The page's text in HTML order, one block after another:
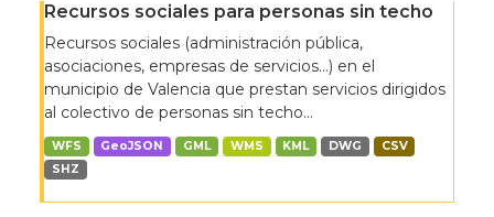
Recursos sociales para personas sin techo
Recursos sociales (administración pública,
asociaciones, empresas de servicios…) en el
municipio de Valencia que prestan servicios dirigidos
al colectivo de personas sin techo...
WFS GeoJSON GML WMS KML DWG
CSV
SHZ